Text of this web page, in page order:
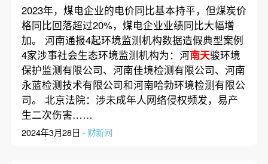
2023年，煤电企业的电价同比基本持平，但煤炭价
格同比回落超过20%，煤电企业业绩同比大幅增
加。 河南通报4起环境监测机构数据造假典型案例
4家涉事社会生态环境监测机构为：河南天骏环境
保护监测有限公司、河南佳境检测有限公司、河南
永蓝检测技术有限公司和河南哈勃环境检测有限公
司。 北京法院：涉未成年人网络侵权频发，易产
生二次伤害……
2024年3月28日 · 财新网